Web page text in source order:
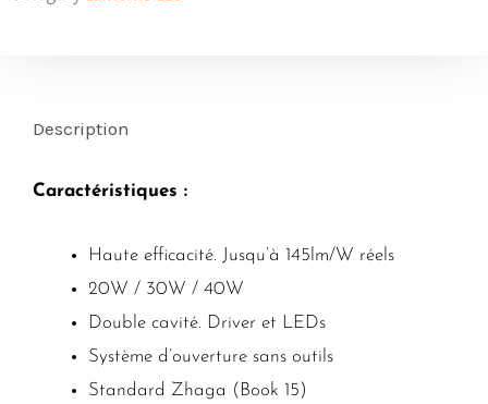
Description
Caractéristiques :
Haute efficacité. Jusqu’à 145lm/W réels
20W / 30W / 40W
Double cavité. Driver et LEDs
Système d’ouverture sans outils
Standard Zhaga (Book 15)